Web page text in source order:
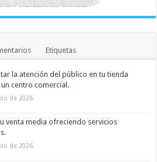
Etiquetas
la atención del público en tu tienda
centro comercial.
de 2026
venta media ofreciendo servicios
de 2026